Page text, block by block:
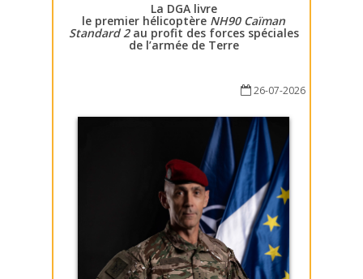
La DGA livre
le premier hélicoptère NH90 Caïman
Standard 2au profit des forces spéciales
de l’armée de Terre
26-07-2026